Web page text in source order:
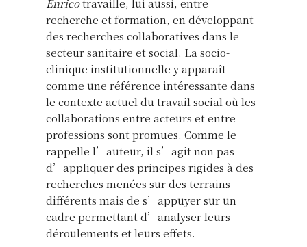
recherche et formation, en développant
des recherches collaboratives dans le
secteur sanitaire et social. La socio-
clinique institutionnelle y apparaît
comme une référence intéressante dans
le contexte actuel du travail social où les
collaborations entre acteurs et entre
professions sont promues. Comme le
rappelle l’auteur, il s’agit non pas
d’appliquer des principes rigides à des
recherches menées sur des terrains
différents mais de s’appuyer sur un
cadre permettant d’analyser leurs
déroulements et leurs effets.